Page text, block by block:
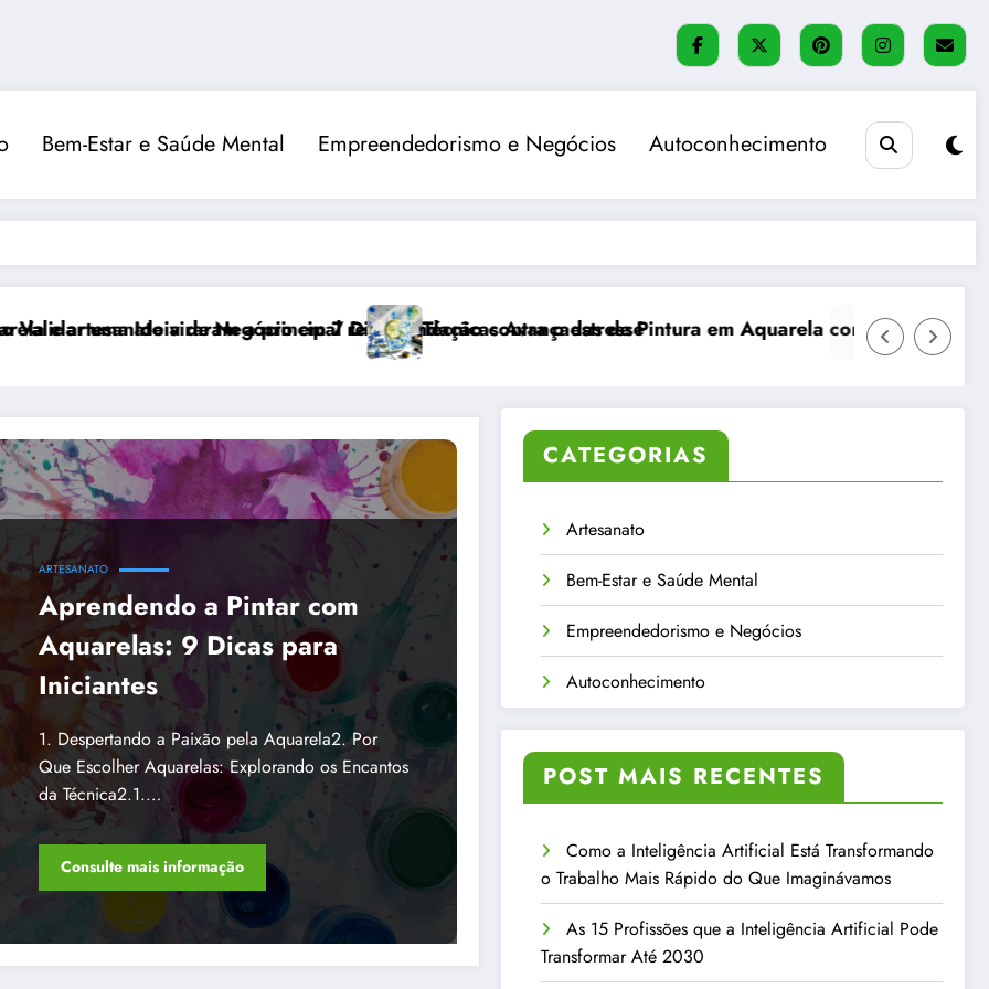
Bem-Estar e Saúde Mental Empreendedorismo e Negócios Autoconhecimento
a principal recomendação contra o estresse
em 7 Dias Técnicas Avançadas de Pintura em Aquarela com Efeitos Realistas
Método Bullet Journal:
ARTESANATO
Aprendendo a Pintar com
Aquarelas: 9 Dicas para
Iniciantes
1. Despertando a Paixão pela Aquarela2. Por
Que Escolher Aquarelas: Explorando os Encantos
da Técnica2.1.…
Consulte mais informação
CATEGORIAS
Artesanato
Bem-Estar e Saúde Mental
Empreendedorismo e Negócios
Autoconhecimento
POST MAIS RECENTES
Como a Inteligência Artificial Está Transformando
o Trabalho Mais Rápido do Que Imaginávamos
As 15 Profissões que a Inteligência Artificial Pode
Transformar Até 2030